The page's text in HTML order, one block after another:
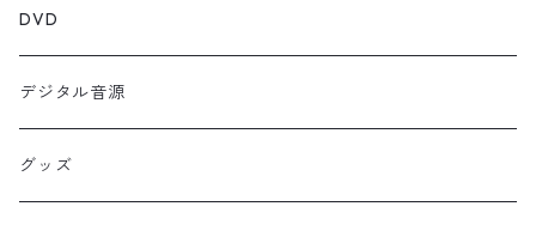
シングル
EP
DVD
デジタル音源
グッズ